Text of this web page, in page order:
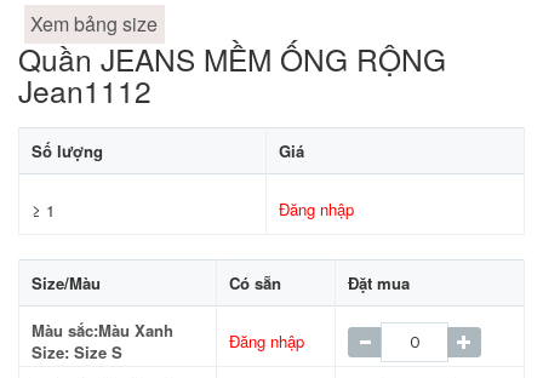
Xem bảng size
Quần JEANS MỀM ỐNG RỘNG
Jean1112
Số lượng Giá
≥ 1 Đăng nhập
Size/Màu Có sẵn Đặt mua
Màu sắc:Màu Xanh
Size: Size S
Đăng nhập